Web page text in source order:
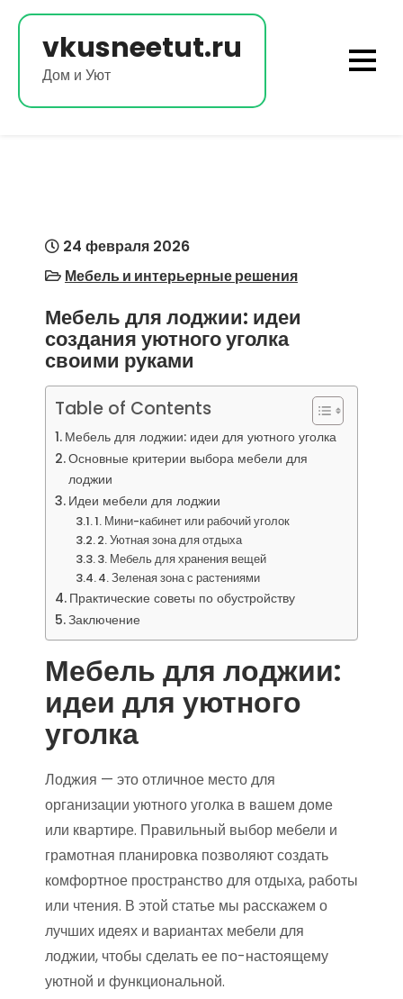
Перейти
содержимому
vkusneetut.ru
Дом и Уют
24 февраля 2026
Мебель и интерьерные решения
Мебель для лоджии: идеи
создания уютного уголка
своими руками
Table of Contents
Мебель для лоджии: идеи для уютного уголка
Основные критерии выбора мебели для
лоджии
Идеи мебели для лоджии
1. Мини-кабинет или рабочий уголок
2. Уютная зона для отдыха
3. Мебель для хранения вещей
4. Зеленая зона с растениями
Практические советы по обустройству
Заключение
Мебель для лоджии:
идеи для уютного
уголка
Лоджия — это отличное место для
организации уютного уголка в вашем доме
или квартире. Правильный выбор мебели и
грамотная планировка позволяют создать
комфортное пространство для отдыха, работы
или чтения. В этой статье мы расскажем о
лучших идеях и вариантах мебели для
лоджии, чтобы сделать ее по-настоящему
уютной и функциональной.